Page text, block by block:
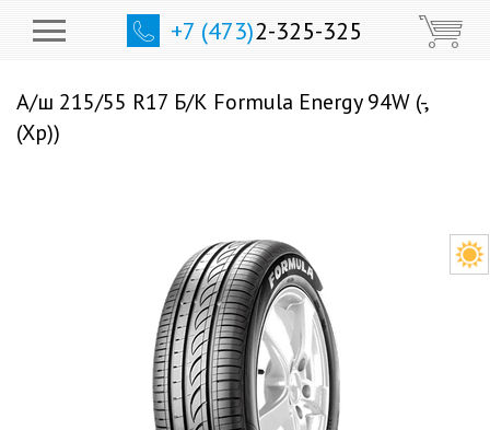
+7 (473)2-325-325
А/ш 215/55 R17 Б/К Formula Energy 94W (-,
(Хр))